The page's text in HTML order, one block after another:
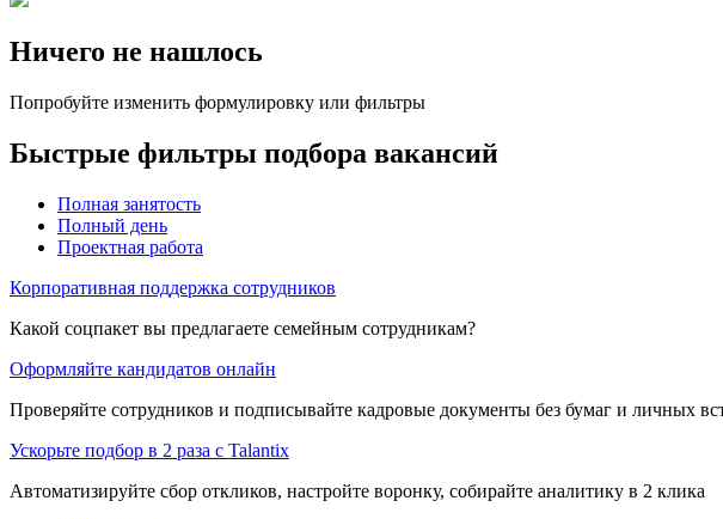
Ничего не нашлось
Попробуйте изменить формулировку или фильтры
Быстрые фильтры подбора вакансий
Полная занятость
Полный день
Проектная работа
Корпоративная поддержка сотрудников
Какой соцпакет вы предлагаете семейным сотрудникам?
Оформляйте кандидатов онлайн
Проверяйте сотрудников и подписывайте кадровые документы без бумаг и личных
Ускорьте подбор в 2 раза с Talantix
Автоматизируйте сбор откликов, настройте воронку, собирайте аналитику в 2 клика